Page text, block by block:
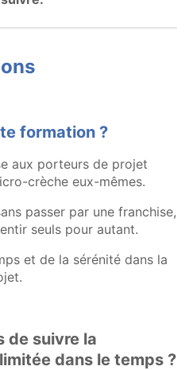
formation ?
aux porteurs de projet
crèche eux-mêmes.
passer par une franchise,
seuls pour autant.
et de la sérénité dans la
de suivre la
dans le temps ?